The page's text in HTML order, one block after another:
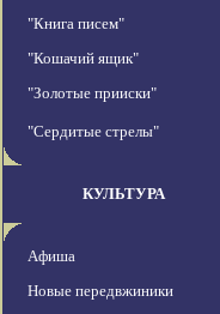
"Книга писем"
"Кошачий ящик"
"Золотые прииски"
"Сердитые стрелы"
КУЛЬТУРА
Афиша
Новые передвжиники